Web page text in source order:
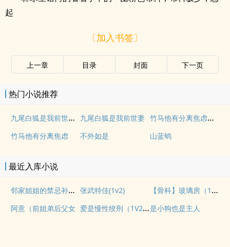
起
〔加入书签〕
上一章 目录 封面 下一页
热门小说推荐
九尾白狐是我前世妻（futa 百合） 九尾白狐是我前世妻 竹马他有分离焦虑（1v1）
竹马他有分离焦虑 不外如是 山蓝鸲
最近入库小说
邻家姐姐的禁忌补习【年下1v1】 张武特佳(1v2) 【骨科】玻璃房（1v2H）
阿意（前姐弟后父女 爱是慢性绞刑（1V2，高H，bg，sc，伪骨科）是小狗也是主人